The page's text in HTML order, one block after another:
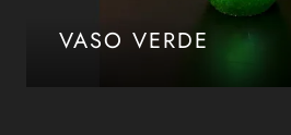
VASO VERDE